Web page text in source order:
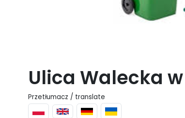
Ulica Walecka
Przetłumacz / translate